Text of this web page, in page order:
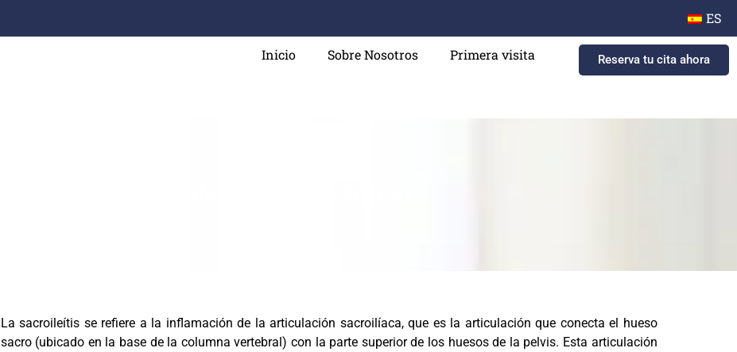
ES
Inicio Sobre Nosotros Primera visita Reserva tu cita ahora
La sacroileítis se refiere a la inflamación de la articulación sacroilíaca, que es la articulación que conecta el hueso
sacro (ubicado en la base de la columna vertebral) con la parte superior de los huesos de la pelvis. Esta articulación